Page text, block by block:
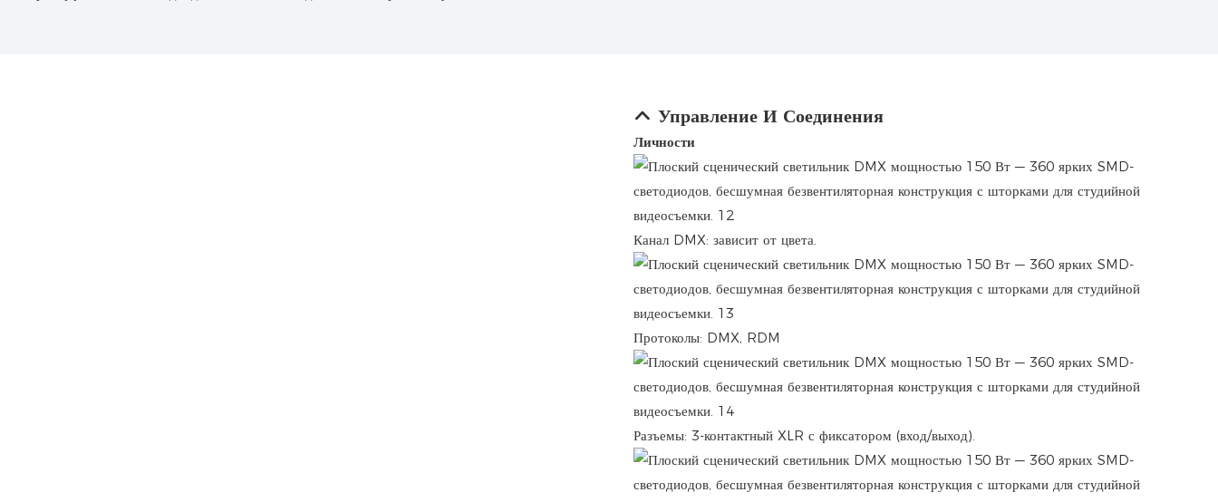
Управление И Соединения
Личности
Канал DMX: зависит от цвета.
Протоколы: DMX, RDM
Разъемы: 3-контактный XLR с фиксатором (вход/выход).